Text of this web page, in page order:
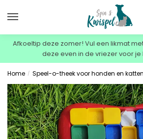
Afkoeltip deze zomer! Vul een likmat
deze even in de vriezer voor
Home / Speel-o-theek voor honden en katten